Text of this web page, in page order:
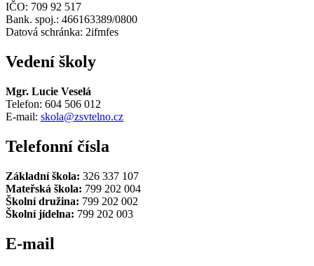
IČO: 709 92 517
Bank. spoj.: 466163389/0800
Datová schránka: 2ifmfes
Vedení školy
Mgr. Lucie Veselá
Telefon: 604 506 012
E-mail: skola@zsvtelno.cz
Telefonní čísla
Základní škola: 326 337 107
Mateřská škola: 799 202 004
Školní družina: 799 202 002
Školní jídelna: 799 202 003
E-mail